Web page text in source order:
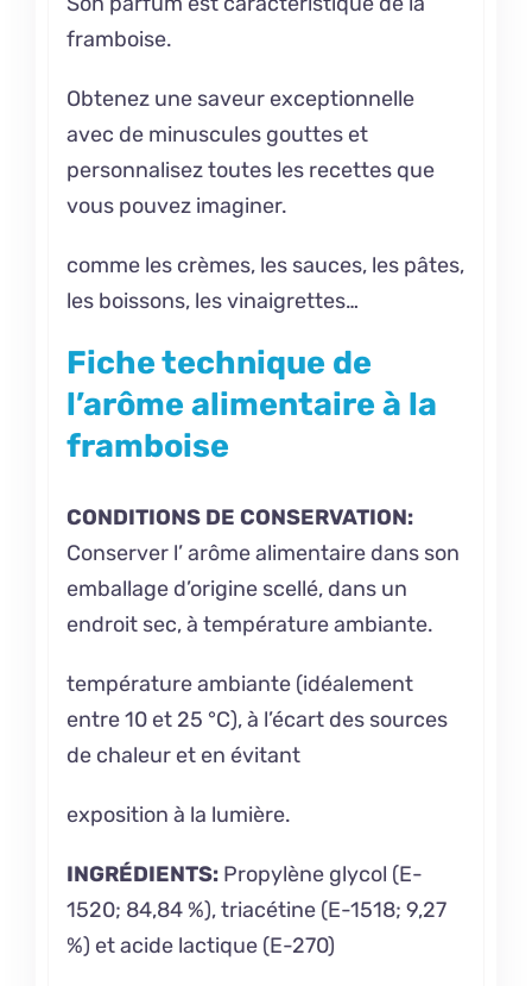
framboise.
Obtenez une saveur exceptionnelle
avec de minuscules gouttes et
personnalisez toutes les recettes que
vous pouvez imaginer.
comme les crèmes, les sauces, les pâtes,
les boissons, les vinaigrettes…
Fiche technique de
l’arôme alimentaire à la
framboise
CONDITIONS DE CONSERVATION:
Conserver l’arôme alimentairedans son
emballage d’origine scellé, dans un
endroit sec, à température ambiante.
température ambiante (idéalement
entre 10 et 25 °C), à l’écart des sources
de chaleur et en évitant
exposition à la lumière.
INGRÉDIENTS:Propylène glycol (E-
1520; 84,84 %), triacétine (E-1518; 9,27
%) et acide lactique (E-270)